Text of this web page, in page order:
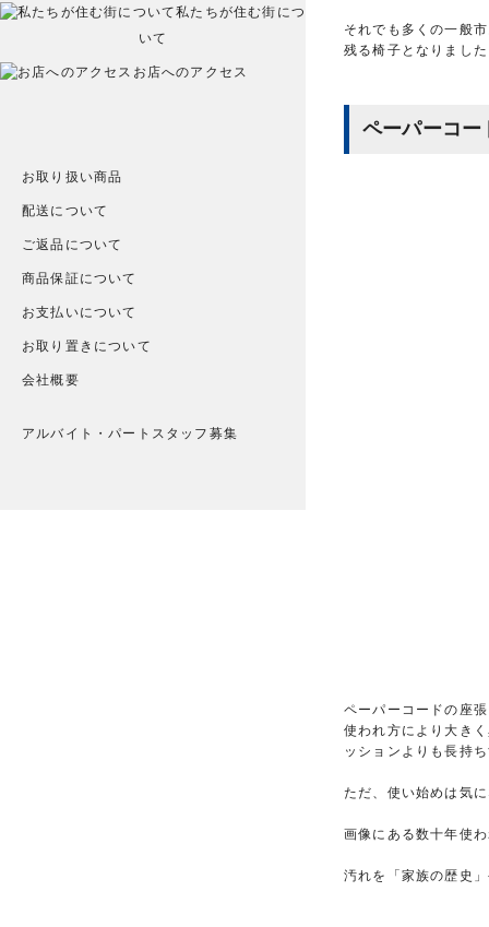
それでも多くの一般
残る椅子となりまし
ペーパーコー
ペーパーコードの座
使われ方により大き
ッションよりも長持
ただ、使い始めは気
画像にある数十年使
汚れを「家族の歴史
私たちが住む街につ
いて
お店へのアクセス
お取り扱い商品
配送について
ご返品について
商品保証について
お支払いについて
お取り置きについて
会社概要
アルバイト・パートスタッフ募集